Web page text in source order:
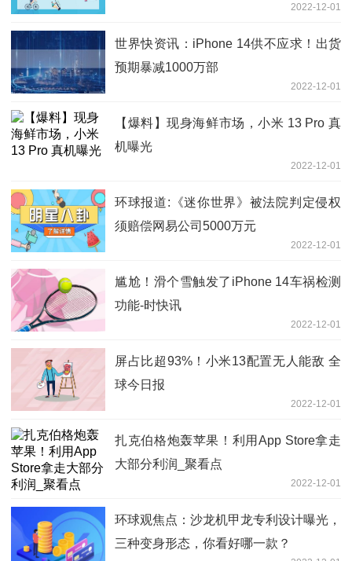
2022-12-01
世界快资讯：iPhone 14供不应求！出货
预期暴减1000万部
2022-12-01
【爆料】现身海鲜市场，小米 13 Pro 真
机曝光
2022-12-01
环球报道:《迷你世界》被法院判定侵权
须赔偿网易公司5000万元
2022-12-01
尴尬！滑个雪触发了iPhone 14车祸检测
功能-时快讯
2022-12-01
屏占比超93%！小米13配置无人能敌 全
球今日报
2022-12-01
扎克伯格炮轰苹果！利用App Store拿走
大部分利润_聚看点
2022-12-01
环球观焦点：沙龙机甲龙专利设计曝光，
三种变身形态，你看好哪一款？